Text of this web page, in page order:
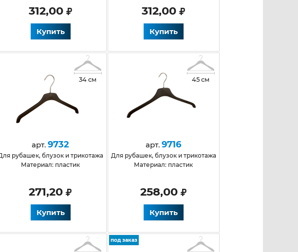
312,00
Купить
312,00
Купить
34 см
арт.9732
для рубашек, блузок и трикотажа
Материал: пластик
271,20
Купить
45 см
арт.9716
для рубашек, блузок и трикотажа
Материал: пластик
258,00
Купить
под заказ